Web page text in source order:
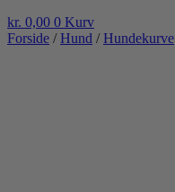
kr. 0,00 0 Kurv
Forside /Hund /Hundekurve